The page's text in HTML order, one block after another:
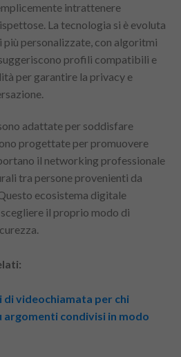
intrattenere
La tecnologia si è evoluta
personalizzate, con algoritmi
profili compatibili e
per garantire la privacy e
adattate per soddisfare
progettate per promuovere
il networking professionale
tra persone provenienti da
ecosistema digitale
il proprio modo di
di videochiamata per chi
argomenti condivisi in modo